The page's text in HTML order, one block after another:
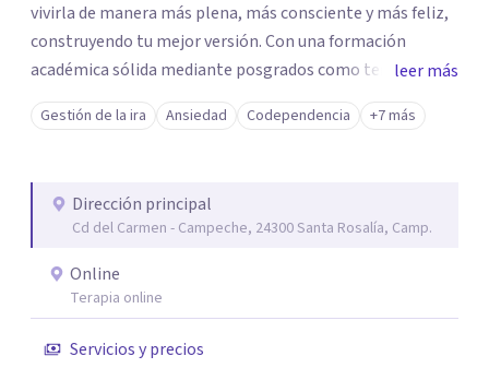
vivirla de manera más plena, más consciente y más feliz,
construyendo tu mejor versión. Con una formación
académica sólida mediante posgrados como terapeuta
breve, familiar e infantil, así como con respaldo
profesional y experiencia clínica de más de 26 años y
auténtica y comunicación clara y directa para darte
seguridad emocional y una dirección firme de tu proceso
de cambio.
leer más
Gestión de la ira Ansiedad Codependencia +7 más
Dirección principal
Cd del Carmen - Campeche, 24300 Santa Rosalía, Camp.
Online
Terapia online
Servicios y precios